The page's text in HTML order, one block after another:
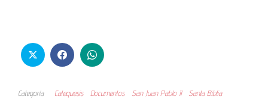
Categoría Catequesis Documentos San Juan Pablo II Santa Biblia